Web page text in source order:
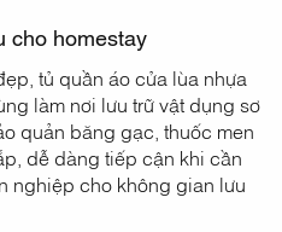
cho homestay
tủ quần áo cửa lùa nhựa
làm nơi lưu trữ vật dụng sơ
quản băng gạc, thuốc men
dễ dàng tiếp cận khi cần
nghiệp cho không gian lưu